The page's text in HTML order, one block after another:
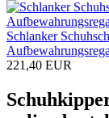
Schlanker
221,40 EUR